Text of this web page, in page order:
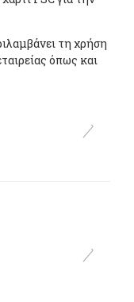
τη χρήση
όπως και